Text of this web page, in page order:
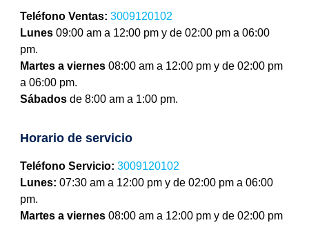
Teléfono Ventas: 3009120102
Lunes 09:00 am a 12:00 pm y de 02:00 pm a 06:00
pm.
Martes a viernes08:00 am a 12:00 pm y de 02:00 pm
a 06:00 pm.
Sábadosde 8:00 am a 1:00 pm.
Horario de servicio
Teléfono Servicio: 3009120102
Lunes: 07:30 am a 12:00 pm y de 02:00 pm a 06:00
pm.
Martes a viernes08:00 am a 12:00 pm y de 02:00 pm